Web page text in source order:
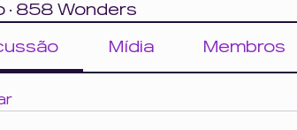
· 858 Wonders
Mídia Membros